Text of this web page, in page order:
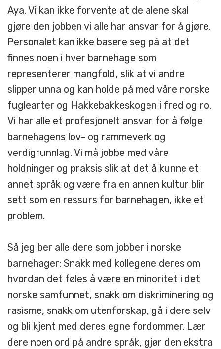
Aya. Vi kan ikke forvente at de alene skal
gjøre den jobben vi alle har ansvar for å gjøre.
Personalet kan ikke basere seg på at det
finnes noen i hver barnehage som
representerer mangfold, slik at vi andre
slipper unna og kan holde på med våre norske
fuglearter og Hakkebakkeskogen i fred og ro.
Vi har alle et profesjonelt ansvar for å følge
barnehagens lov- og rammeverk og
verdigrunnlag. Vi må jobbe med våre
holdninger og praksis slik at det å kunne et
annet språk og være fra en annen kultur blir
sett som en ressurs for barnehagen, ikke et
problem.
Så jeg ber alle dere som jobber i norske
barnehager: Snakk med kollegene deres om
hvordan det føles å være en minoritet i det
norske samfunnet, snakk om diskriminering og
rasisme, snakk om utenforskap, gå i dere selv
og bli kjent med deres egne fordommer. Lær
dere noen ord på andre språk, gjør den ekstra